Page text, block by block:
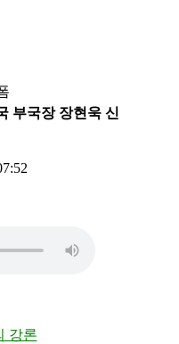
부국장 장현욱 신
강론